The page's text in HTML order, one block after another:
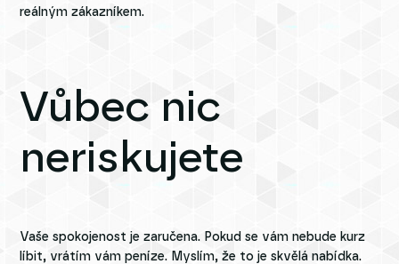
reálným zákazníkem.
Vůbec nic
neriskujete
Vaše spokojenost je zaručena. Pokud se vám nebude kurz
líbit, vrátím vám peníze. Myslím, že to je skvělá nabídka.